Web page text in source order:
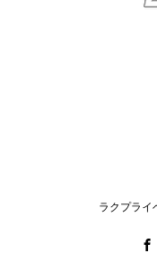
ラクプライ